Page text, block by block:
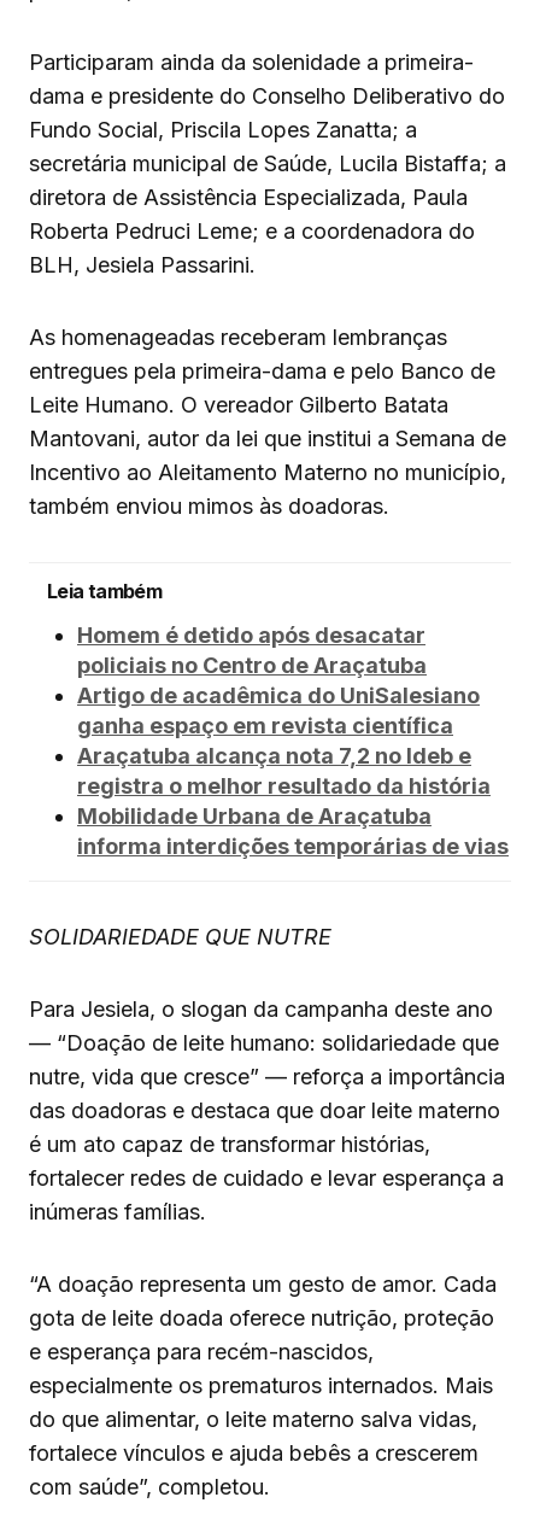
Participaram ainda da solenidade a primeira-
dama e presidente do Conselho Deliberativo do
Fundo Social, Priscila Lopes Zanatta; a
secretária municipal de Saúde, Lucila Bistaffa; a
diretora de Assistência Especializada, Paula
Roberta Pedruci Leme; e a coordenadora do
BLH, Jesiela Passarini.
As homenageadas receberam lembranças
entregues pela primeira-dama e pelo Banco de
Leite Humano. O vereador Gilberto Batata
Mantovani, autor da lei que institui a Semana de
Incentivo ao Aleitamento Materno no município,
também enviou mimos às doadoras.
Leia também
Homem é detido após desacatar
policiais no Centro de Araçatuba
Artigo de acadêmica do UniSalesiano
ganha espaço em revista científica
Araçatuba alcança nota 7,2 no Ideb e
registra o melhor resultado da história
Mobilidade Urbana de Araçatuba
informa interdições temporárias de vias
SOLIDARIEDADE QUE NUTRE
Para Jesiela, o slogan da campanha deste ano
— “Doação de leite humano: solidariedade que
nutre, vida que cresce” — reforça a importância
das doadoras e destaca que doar leite materno
é um ato capaz de transformar histórias,
fortalecer redes de cuidado e levar esperança a
inúmeras famílias.
“A doação representa um gesto de amor. Cada
gota de leite doada oferece nutrição, proteção
e esperança para recém-nascidos,
especialmente os prematuros internados. Mais
do que alimentar, o leite materno salva vidas,
fortalece vínculos e ajuda bebês a crescerem
com saúde”, completou.